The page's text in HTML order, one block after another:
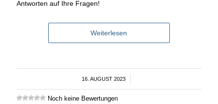
Antworten auf Ihre Fragen!
Weiterlesen
16. AUGUST 2023
/
Noch keine Bewertungen